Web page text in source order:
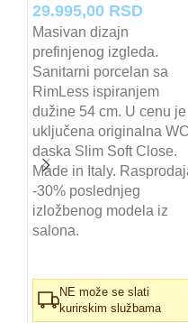
Originalna
cena
je
bila:
42.960,00 RSD.
29.995,00 RSD
je:
Masivan dizajn
prefinjenog izgleda.
Sanitarni porcelan sa
RimLess ispiranjem
dužine 54 cm. U cenu je
uključena originalna WC
daska Slim Soft Close.
Made in Italy.
-30% poslednjeg
izložbenog modela iz
salona.
NE može se slati
kurirskim službama